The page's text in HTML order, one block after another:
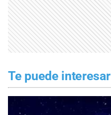
Te puede interesar